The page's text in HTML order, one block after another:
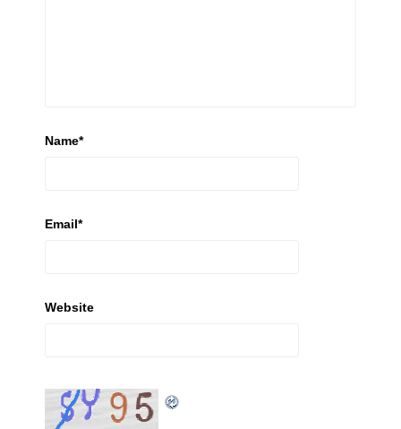
Name*
Email*
Website